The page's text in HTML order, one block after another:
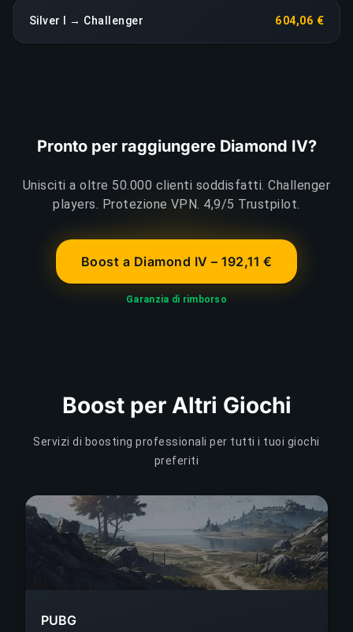
Silver I → Challenger 604,06 €
Pronto per raggiungere Diamond IV?
Unisciti a oltre 50.000 clienti soddisfatti. Challenger
players. Protezione VPN. 4,9/5 Trustpilot.
Boost a Diamond IV – 192,11 €
Garanzia di rimborso
Boost per Altri Giochi
Servizi di boosting professionali per tutti i tuoi giochi
preferiti
PUBG